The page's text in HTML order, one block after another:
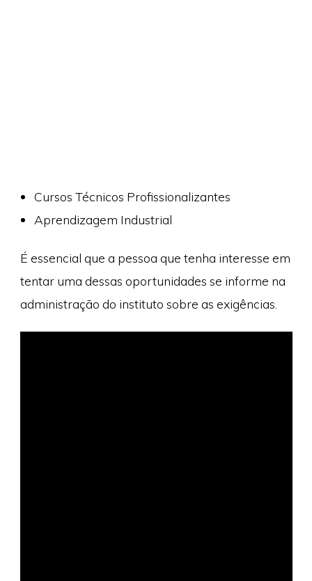
Cursos Técnicos Profissionalizantes
Aprendizagem Industrial
É essencial que a pessoa que tenha interesse em
tentar uma dessas oportunidades se informe na
administração do instituto sobre as exigências.